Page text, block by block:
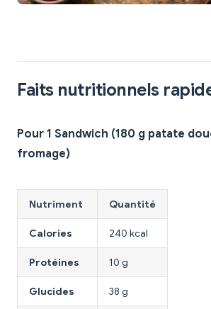
Faits nutritionnels
Pour 1 Sandwich (180 g patate
fromage)
Nutriment Quantité
Calories 240 kcal
Protéines 10 g
Glucides 38 g